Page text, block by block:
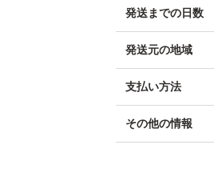
発送までの日数
発送元の地域
支払い方法
その他の情報